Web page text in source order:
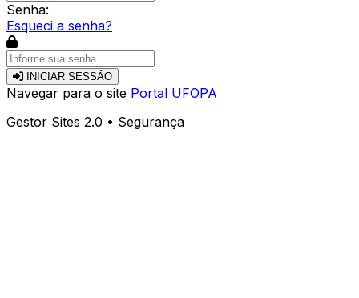
Senha:
Esqueci a senha?
INICIAR SESSÃO
Navegar para o site Portal UFOPA
Gestor Sites 2.0 • Segurança